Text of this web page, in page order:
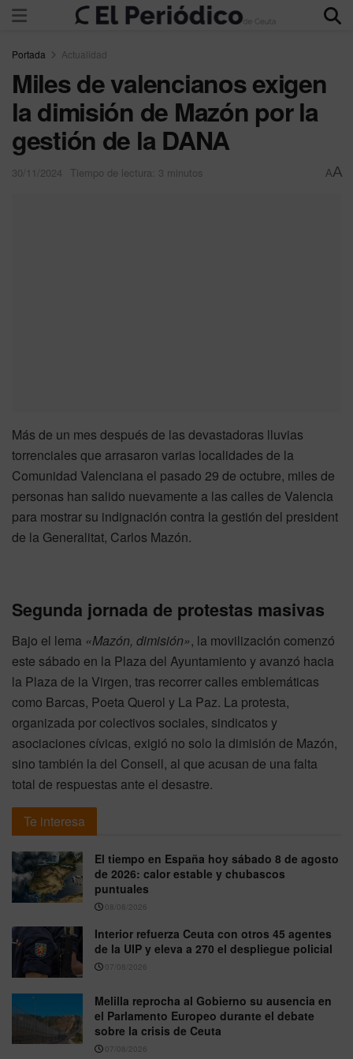
Portada Actualidad
Miles de valencianos exigen
la dimisión de Mazón por la
gestión de la DANA
30/11/2024 Tiempo de lectura: 3 minutos AA
Más de un mes después de las devastadoras lluvias
torrenciales que arrasaron varias localidades de la
Comunidad Valenciana el pasado 29 de octubre, miles de
personas han salido nuevamente a las calles de Valencia
para mostrar su indignación contra la gestión del president
de la Generalitat, Carlos Mazón.
Segunda jornada de protestas masivas
Bajo el lema «Mazón, dimisión», la movilización comenzó
este sábado en la Plaza del Ayuntamiento y avanzó hacia
la Plaza de la Virgen, tras recorrer calles emblemáticas
como Barcas, Poeta Querol y La Paz. La protesta,
organizada por colectivos sociales, sindicatos y
asociaciones cívicas, exigió no solo la dimisión de Mazón,
sino también la del Consell, al que acusan de una falta
total de respuestas ante el desastre.
Te interesa
El tiempo en España hoy sábado 8 de agosto
de 2026: calor estable y chubascos
puntuales
08/08/2026
Interior refuerza Ceuta con otros 45 agentes
de la UIP y eleva a 270 el despliegue policial
07/08/2026
Melilla reprocha al Gobierno su ausencia en
el Parlamento Europeo durante el debate
sobre la crisis de Ceuta
07/08/2026